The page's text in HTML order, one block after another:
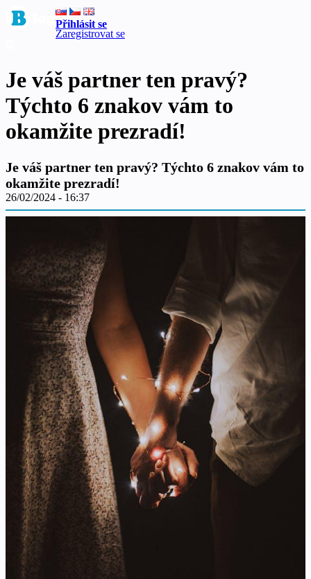
Přihlásit se
Zaregistrovat se
Je váš partner ten pravý?
Týchto 6 znakov vám to
okamžite prezradí!
Je váš partner ten pravý? Týchto 6 znakov vám to
okamžite prezradí!
26/02/2024 - 16:37